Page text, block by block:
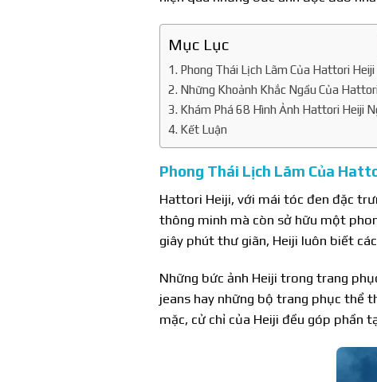
Mục Lục
Phong Thái Lịch Lãm Của Hattori Heiji
Những Khoảnh Khắc Ngầu Của
Khám Phá 68 Hình Ảnh Hattori Heiji
Kết Luận
Phong Thái Lịch Lãm Của
Hattori Heiji, với mái tóc đen đặc
thông minh mà còn sở hữu một
giây phút thư giãn, Heiji luôn biết
Những bức ảnh Heiji trong trang
jeans hay những bộ trang phục thể
mặc, cử chỉ của Heiji đều góp phần